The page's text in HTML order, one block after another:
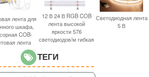
лента для
шкафа,
COB-
лента
12 В 24 В RGB COB
лента высокой
яркости 576
светодиодов/м гибкая
Светодиодная лента
5 В
ТЕГИ